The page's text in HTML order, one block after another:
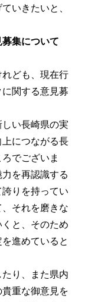
いきたいと、
集について
ども、現在行
関する意見募
い長崎県の実
につながる長
でございま
を再認識する
りを持ってい
それを磨きな
と、そのため
進めていると
り、また県内
重な御意見を